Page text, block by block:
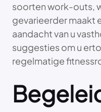
soorten work-outs,
gevarieerder maakt
aandacht van u
suggesties om u
regelmatige